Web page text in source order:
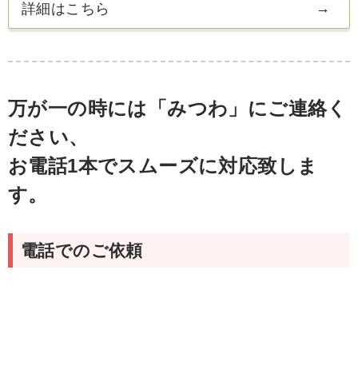
詳細はこちら
万が一の時には「みつわ」にご連絡く
ださい、
お電話1本でスムーズに対応致しま
す。
電話でのご依頼